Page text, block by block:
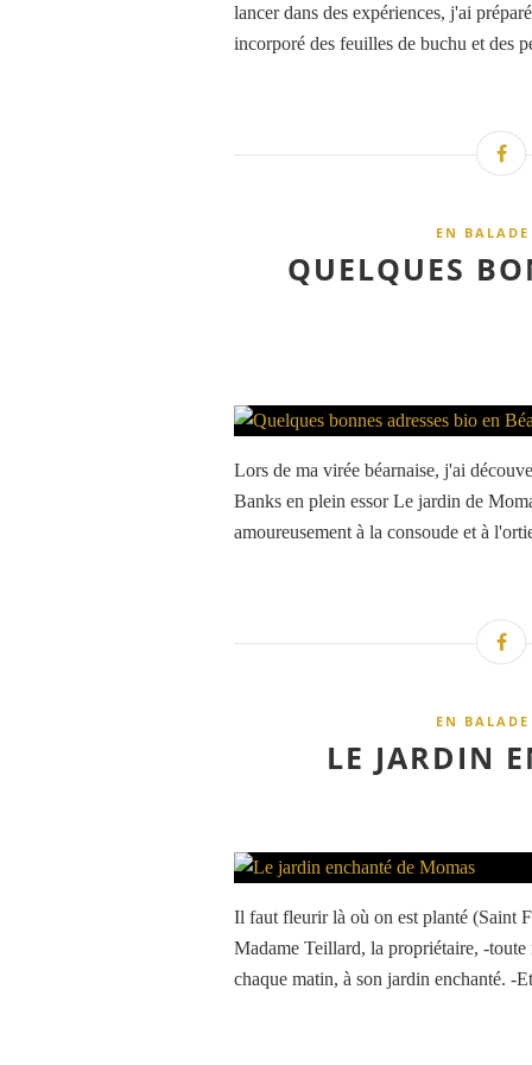
lancer dans des expériences, j'ai
incorporé des feuilles de buchu et des
EN
QUELQUES
Lors de ma virée béarnaise, j'ai
Banks en plein essor Le jardin de
amoureusement à la consoude et à
EN
LE JARDIN
Il faut fleurir là où on est planté (Saint
Madame Teillard, la propriétaire, -
chaque matin, à son jardin enchanté. -